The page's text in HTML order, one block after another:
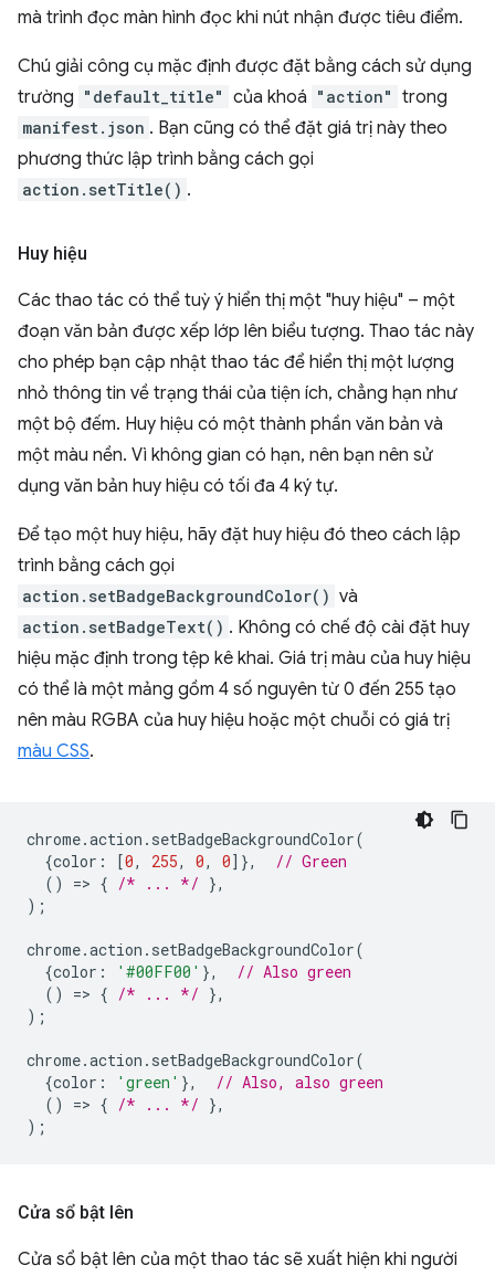
mà trình đọc màn hình đọc khi nút nhận được tiêu điểm.
Chú giải công cụ mặc định được đặt bằng cách sử dụng
trường "default_title" của khoá "action" trong
manifest.json . Bạn cũng có thể đặt giá trị này theo
phương thức lập trình bằng cách gọi
action.setTitle() .
Huy hiệu
Các thao tác có thể tuỳ ý hiển thị một "huy hiệu" – một
đoạn văn bản được xếp lớp lên biểu tượng. Thao tác này
cho phép bạn cập nhật thao tác để hiển thị một lượng
nhỏ thông tin về trạng thái của tiện ích, chẳng hạn như
một bộ đếm. Huy hiệu có một thành phần văn bản và
một màu nền. Vì không gian có hạn, nên bạn nên sử
dụng văn bản huy hiệu có tối đa 4 ký tự.
Để tạo một huy hiệu, hãy đặt huy hiệu đó theo cách lập
trình bằng cách gọi
action.setBadgeBackgroundColor() và
action.setBadgeText() . Không có chế độ cài đặt huy
hiệu mặc định trong tệp kê khai. Giá trị màu của huy hiệu
có thể là một mảng gồm 4 số nguyên từ 0 đến 255 tạo
nên màu RGBA của huy hiệu hoặc một chuỗi có giá trị
màu CSS.
chrome.action . setBadgeBackgroundColor(
{color : [0, 255, 0, 0]},
// Green
()
=> { /* ... */ },
);
chrome.action . setBadgeBackgroundColor(
{color : '#00FF00' },
// Also green
()
=> { /* ... */ },
);
chrome.action . setBadgeBackgroundColor(
{color : 'green' },
// Also, also green
()
=> { /* ... */ },
);
Cửa sổ bật lên
Cửa sổ bật lên của một thao tác sẽ xuất hiện khi người